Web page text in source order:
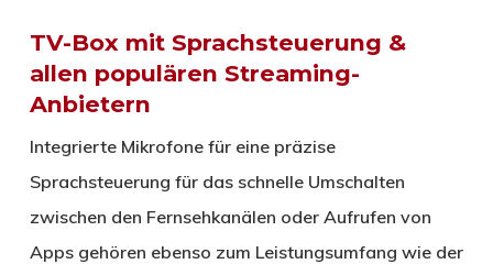
TV-Box mit Sprachsteuerung &
allen populären Streaming-
Anbietern
Integrierte Mikrofone für eine präzise
Sprachsteuerung für das schnelle Umschalten
zwischen den Fernsehkanälen oder Aufrufen von
Apps gehören ebenso zum Leistungsumfang wie der